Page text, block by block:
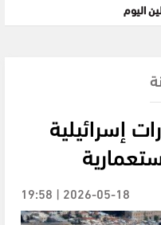
اليوم
إسرائيلية
2026-05-18 | 19:58